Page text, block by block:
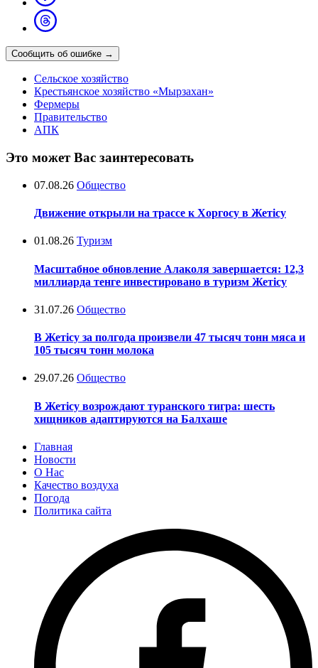
Сообщить об ошибке →
Сельское хозяйство
Крестьянское хозяйство «Мырзахан»
Фермеры
Правительство
АПК
Это может Вас заинтересовать
07.08.26 Общество
Движение открыли на трассе к Хоргосу в Жетісу
01.08.26 Туризм
Масштабное обновление Алаколя завершается: 12,3
миллиарда тенге инвестировано в туризм Жетісу
31.07.26 Общество
В Жетісу за полгода произвели 47 тысяч тонн мяса и
105 тысяч тонн молока
29.07.26 Общество
В Жетісу возрождают туранского тигра: шесть
хищников адаптируются на Балхаше
Главная
Новости
О Нас
Качество воздуха
Погода
Политика сайта